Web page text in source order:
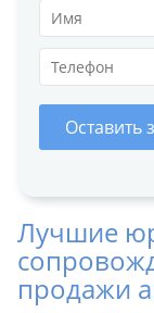
Оставить
Лучшие
продажи